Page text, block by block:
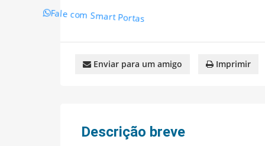
Fale com Smart Portas
Enviar para um amigo Imprimir
Descrição breve